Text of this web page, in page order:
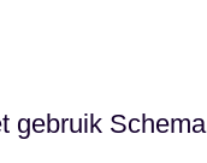
gebruik Schema